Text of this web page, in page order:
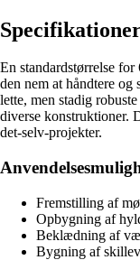
En standardstørrelse
den nem at håndtere
lette, men stadig
diverse konstruktioner.
det-selv-projekter.
Fremstilling af
Opbygning af
Beklædning af
Bygning af